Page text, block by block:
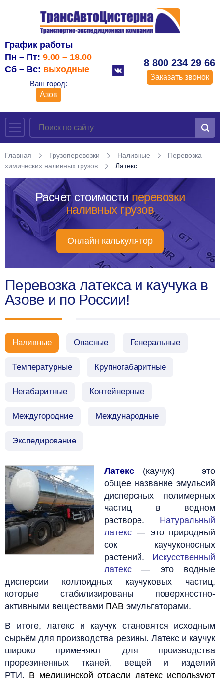
График работы
Пн – Пт: 9.00 – 18.00
Сб – Вс: выходные
Ваш город:
Азов
8 800 234 29 66
Заказать звонок
Главная Грузоперевозки Наливные
Перевозка
химических наливных грузов
Латекс
Расчет стоимости перевозки
наливных грузов
Онлайн калькулятор
Перевозка латекса и каучука в
Азове и по России!
Наливные Опасные Генеральные
Температурные Крупногабаритные
Негабаритные Контейнерные
Междугородние Международные
Экспедирование
Латекс (каучук) — это
общее название эмульсий
дисперсных полимерных
частиц в водном
растворе. Натуральный
латекс — это природный
сок каучуконосных
растений. Искусственный
латекс — это водные
дисперсии коллоидных каучуковых частиц,
которые стабилизированы поверхностно-
активными веществами ПАВ эмульгаторами.
В итоге, латекс и каучук становятся исходным
сырьём для производства резины. Латекс и каучук
широко применяют для производства
прорезиненных тканей, вещей и изделий
РТИ. В медицинской отрасли латекс используют